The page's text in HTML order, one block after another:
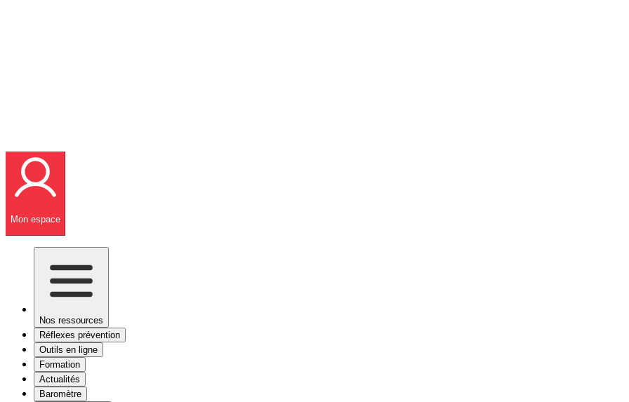
Mon espace
Nos ressources
Réflexes prévention
Outils en ligne
Formation
Actualités
Baromètre